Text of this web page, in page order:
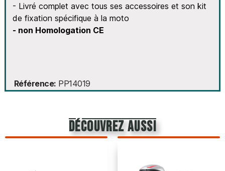
- Livré complet avec tous ses accessoires et son kit
de fixation spécifique à la moto
- non Homologation CE
Référence PP14019
découvrez aussi